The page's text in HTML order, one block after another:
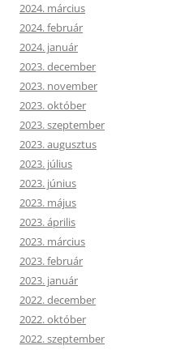
2024. március
2024. február
2024. január
2023. december
2023. november
2023. október
2023. szeptember
2023. augusztus
2023. július
2023. június
2023. május
2023. április
2023. március
2023. február
2023. január
2022. december
2022. október
2022. szeptember